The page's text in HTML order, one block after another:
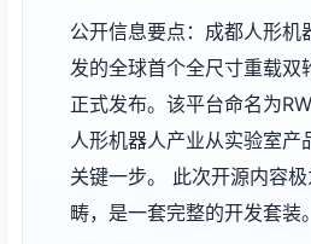
公开信息要点：成都人形机
发的全球首个全尺寸重载双
正式发布。该平台命名为
人形机器人产业从实验室产
关键一步。 此次开源内容
畴，是一套完整的开发套装